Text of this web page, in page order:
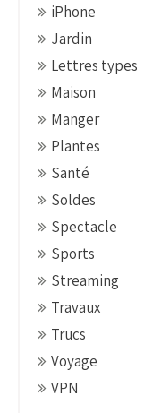
iPhone
Jardin
Lettres types
Maison
Manger
Plantes
Santé
Soldes
Spectacle
Sports
Streaming
Travaux
Trucs
Voyage
VPN